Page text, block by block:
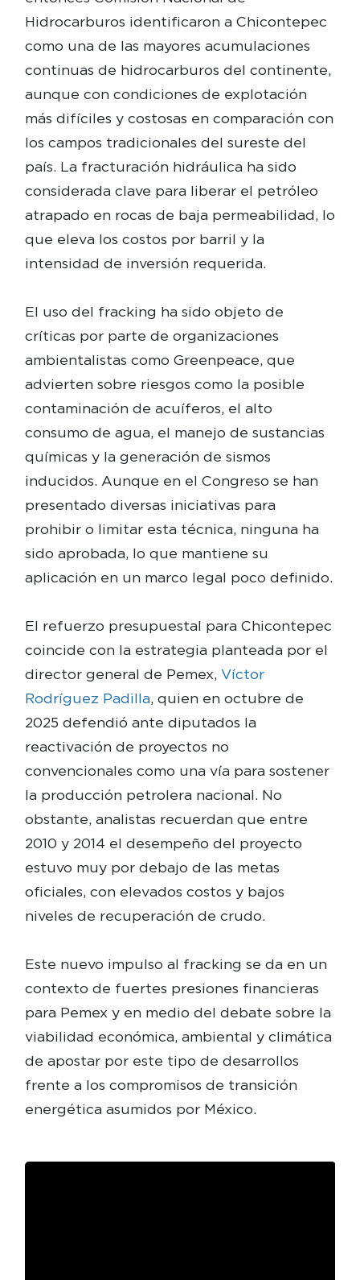
Hidrocarburos identificaron a Chicontepec
como una de las mayores acumulaciones
continuas de hidrocarburos del continente,
aunque con condiciones de explotación
más difíciles y costosas en comparación con
los campos tradicionales del sureste del
país. La fracturación hidráulica ha sido
considerada clave para liberar el petróleo
atrapado en rocas de baja permeabilidad, lo
que eleva los costos por barril y la
intensidad de inversión requerida.
El uso del fracking ha sido objeto de
críticas por parte de organizaciones
ambientalistas como Greenpeace, que
advierten sobre riesgos como la posible
contaminación de acuíferos, el alto
consumo de agua, el manejo de sustancias
químicas y la generación de sismos
inducidos. Aunque en el Congreso se han
presentado diversas iniciativas para
prohibir o limitar esta técnica, ninguna ha
sido aprobada, lo que mantiene su
aplicación en un marco legal poco definido.
El refuerzo presupuestal para Chicontepec
coincide con la estrategia planteada por el
director general de Pemex, Víctor
Rodríguez Padilla, quien en octubre de
2025 defendió ante diputados la
reactivación de proyectos no
convencionales como una vía para sostener
la producción petrolera nacional. No
obstante, analistas recuerdan que entre
2010 y 2014 el desempeño del proyecto
estuvo muy por debajo de las metas
oficiales, con elevados costos y bajos
niveles de recuperación de crudo.
Este nuevo impulso al fracking se da en un
contexto de fuertes presiones financieras
para Pemex y en medio del debate sobre la
viabilidad económica, ambiental y climática
de apostar por este tipo de desarrollos
frente a los compromisos de transición
energética asumidos por México.